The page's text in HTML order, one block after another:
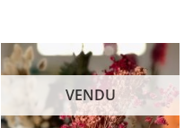
VENDU